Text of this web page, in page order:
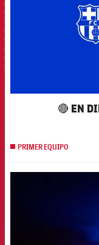
🔴 EN
PRIMER EQUIPO